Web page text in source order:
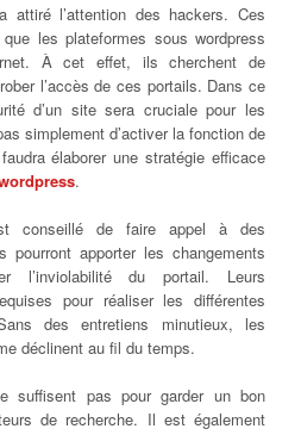
attiré l’attention des hackers. Ces
les plateformes sous wordpress
À cet effet, ils cherchent de
l’accès de ces portails. Dans ce
d’un site sera cruciale pour les
simplement d’activer la fonction de
élaborer une stratégie efficace
.
conseillé de faire appel à des
pourront apporter les changements
l’inviolabilité du portail. Leurs
pour réaliser les différentes
des entretiens minutieux, les
déclinent au fil du temps.
suffisent pas pour garder un bon
de recherche. Il est également